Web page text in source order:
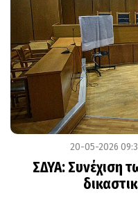
20-05-2026
ΣΔΥΑ: Συνέχιση